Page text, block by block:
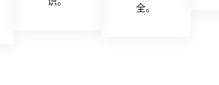
全。